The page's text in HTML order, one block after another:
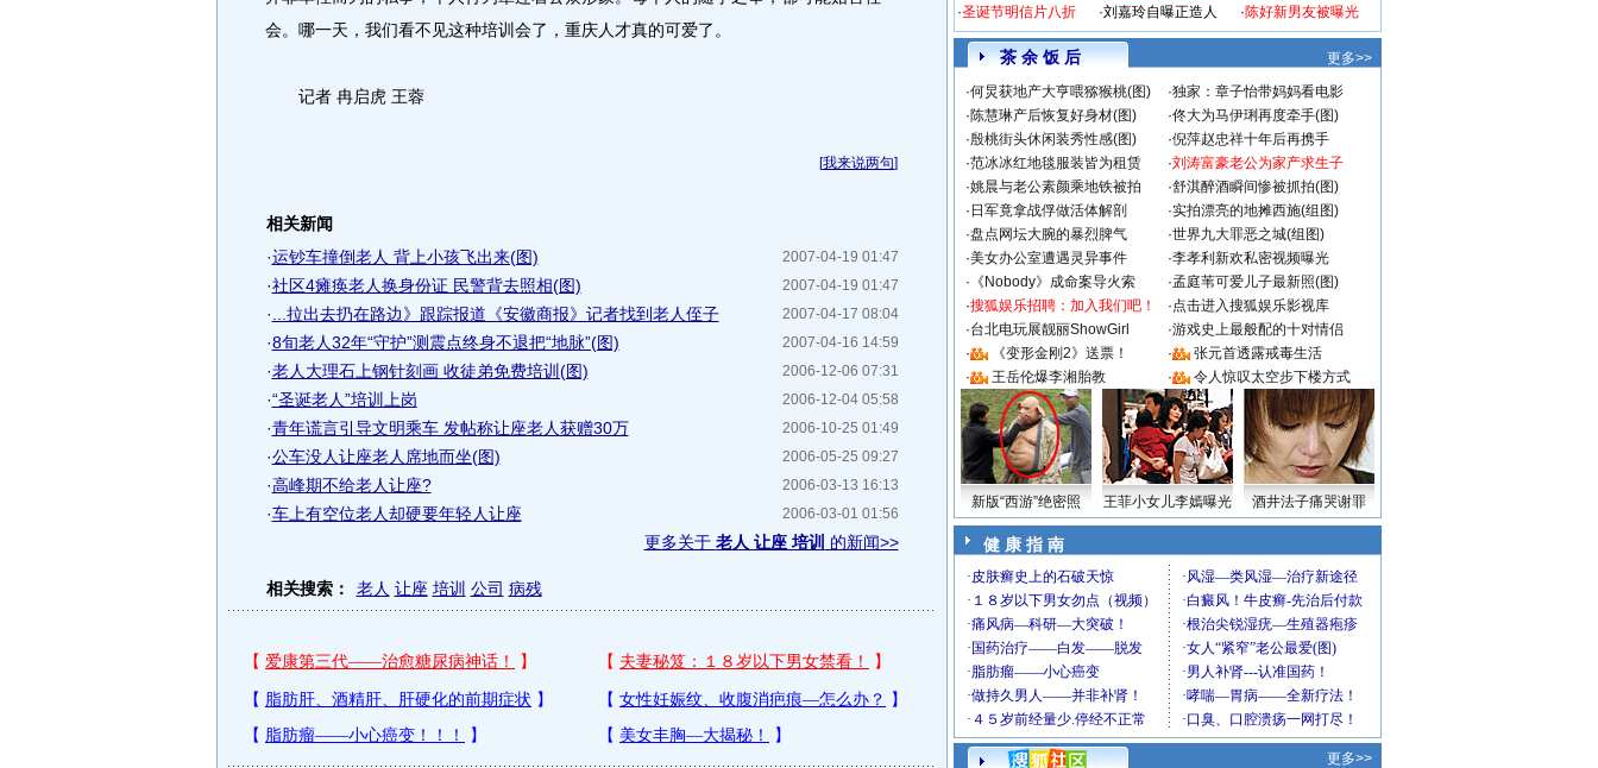
会。哪一天，我们看不见这种培训会了，重庆人才真的可爱了。
记者 冉启虎 王蓉
[我来说两句]
相关新闻
2007-04-19 01:47
·运钞车撞倒老人 背上小孩飞出来(图)
2007-04-19 01:47
·社区4瘫痪老人换身份证 民警背去照相(图)
2007-04-17 08:04
· ...拉出去扔在路边》跟踪报道《安徽商报》记者找到老人侄子
2007-04-16 14:59
·8旬老人32年“守护”测震点终身不退把“地脉”(图)
2006-12-06 07:31
·老人大理石上钢针刻画 收徒弟免费培训(图)
2006-12-04 05:58
·“圣诞老人”培训上岗
2006-10-25 01:49
·青年谎言引导文明乘车 发帖称让座老人获赠30万
2006-05-25 09:27
·公车没人让座老人席地而坐(图)
2006-03-13 16:13
·高峰期不给老人让座?
2006-03-01 01:56
·车上有空位老人却硬要年轻人让座
更多关于 老人 让座 培训 的新闻>>
相关搜索： 老人 让座 培训 公司 病残
·圣诞节明信片八折
·刘嘉玲自曝正造人
·陈好新男友被曝光
茶 余 饭 后
更多>>
·何炅获地产大亨喂猕猴桃(图) ·独家：章子怡带妈妈看电影
·陈慧琳产后恢复好身材(图) ·佟大为马伊琍再度牵手(图)
·殷桃街头休闲装秀性感(图) ·倪萍赵忠祥十年后再携手
·范冰冰红地毯服装皆为租赁 ·刘涛富豪老公为家产求生子
·姚晨与老公素颜乘地铁被拍 ·舒淇醉酒瞬间惨被抓拍(图)
· 日军竟拿战俘做活体解剖 ·实拍漂亮的地摊西施(组图)
·盘点网坛大腕的暴烈脾气 ·世界九大罪恶之城(组图)
·美女办公室遭遇灵异事件 ·李孝利新欢私密视频曝光
· 《Nobody》成命案导火索 ·孟庭苇可爱儿子最新照(图)
·搜狐娱乐招聘：加入我们吧！ ·点击进入搜狐娱乐影视库
·台北电玩展靓丽ShowGirl ·游戏史上最般配的十对情侣
·
《变形金刚2》送票！ ·
张元首透露戒毒生活
·
王岳伦爆李湘胎教 · 令人惊叹太空步下楼方式
新版“西游”绝密照 王菲小女儿李嫣曝光 酒井法子痛哭谢罪
健 康 指 南
更多>>